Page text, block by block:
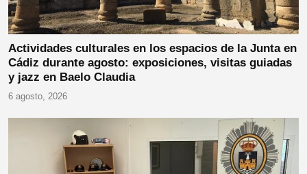
Actividades culturales en los espacios de la Junta en
Cádiz durante agosto: exposiciones, visitas guiadas
y jazz en Baelo Claudia
6 agosto, 2026